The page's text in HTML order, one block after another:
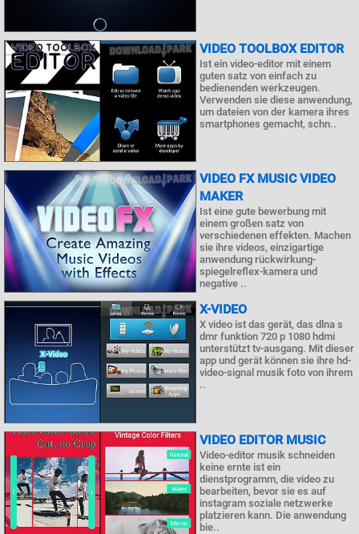
VIDEO TOOLBOX EDITOR
Ist ein video-editor mit einem
guten satz von einfach zu
bedienenden werkzeugen.
Verwenden sie diese anwendung,
um dateien von der kamera ihres
smartphones gemacht, schn..
VIDEO FX MUSIC VIDEO
MAKER
Ist eine gute bewerbung mit
einem großen satz von
verschiedenen effekten. Machen
sie ihre videos, einzigartige
anwendung rückwirkung-
spiegelreflex-kamera und
negative ..
X-VIDEO
X video ist das gerät, das dlna s
dmr funktion 720 p 1080 hdmi
unterstützt tv-ausgang. Mit dieser
app und gerät können sie ihre hd-
video-signal musik foto von ihrem
..
VIDEO EDITOR MUSIC
Video-editor musik schneiden
keine ernte ist ein
dienstprogramm, die video zu
bearbeiten, bevor sie es auf
instagram soziale netzwerke
platzieren kann. Die anwendung
bie..